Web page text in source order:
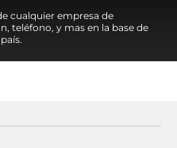
cualquier empresa de
teléfono, y mas en la base de